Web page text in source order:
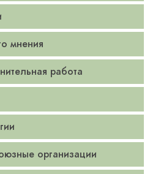
мнения
работа
организации